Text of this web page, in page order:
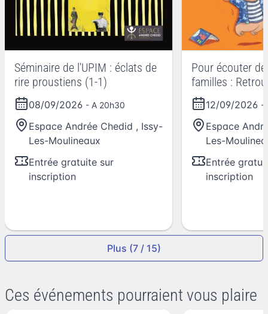
Séminaire de l'UPIM : éclats de
rire proustiens (1-1)
08/09/2026 - A 20h30
Espace Andrée Chedid , Issy-
Les-Moulineaux
Entrée gratuite sur
inscription
Pour écouter
familles :
les copains !
12/09/2026 -
Espace
Les-
Entrée
inscription
Plus (7 / 15)
Ces événements pourraient vous plaire